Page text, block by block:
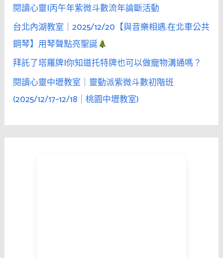
閱讀心靈|丙午年紫微斗數流年論斷活動
台北內湖教室｜2025/12/20【與音樂相遇.在北車公共
鋼琴】用琴聲點亮聖誕
拜託了塔羅牌|你知道托特牌也可以做寵物溝通嗎？
閱讀心靈中壢教室｜靈動派紫微斗數初階班
(2025/12/17–12/18｜桃園中壢教室)